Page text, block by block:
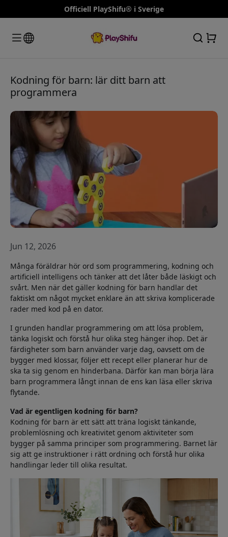
Officiell PlayShifu® i Sverige
Kodning för barn: lär ditt barn att
programmera
Jun 12, 2026
Många föräldrar hör ord som programmering, kodning och
artificiell intelligens och tänker att det låter både läskigt och
svårt. Men när det gäller kodning för barn handlar det
faktiskt om något mycket enklare än att skriva komplicerade
rader med kod på en dator.
I grunden handlar programmering om att lösa problem,
tänka logiskt och förstå hur olika steg hänger ihop. Det är
färdigheter som barn använder varje dag, oavsett om de
bygger med klossar, följer ett recept eller planerar hur de
ska ta sig genom en hinderbana. Därför kan man börja lära
barn programmera långt innan de ens kan läsa eller skriva
flytande.
Vad är egentligen kodning för barn?
Kodning för barn är ett sätt att träna logiskt tänkande,
problemlösning och kreativitet genom aktiviteter som
bygger på samma principer som programmering. Barnet lär
sig att ge instruktioner i rätt ordning och förstå hur olika
handlingar leder till olika resultat.